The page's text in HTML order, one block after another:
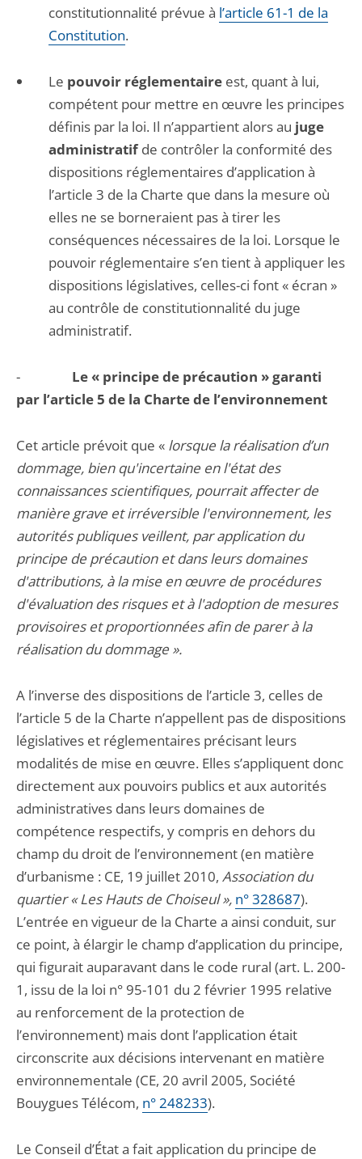
constitutionnalité prévue à l’article 61-1 de la
Constitution.
Le pouvoir réglementaire est, quant à lui,
compétent pour mettre en œuvre les principes
définis par la loi. Il n’appartient alors au juge
administratifde contrôler la conformité des
dispositions réglementaires d’application à
l’article 3 de la Charte que dans la mesure où
elles ne se borneraient pas à tirer les
conséquences nécessaires de la loi. Lorsque le
pouvoir réglementaire s’en tient à appliquer les
dispositions législatives, celles-ci font « écran »
au contrôle de constitutionnalité du juge
administratif.
- Le « principe de précaution » garanti
par l’article 5 de la Charte de l’environnement
Cet article prévoit que « lorsque la réalisation d’un
dommage, bien qu'incertaine en l'état des
connaissances scientifiques, pourrait affecter de
manière grave et irréversible l'environnement, les
autorités publiques veillent, par application du
principe de précaution et dans leurs domaines
d'attributions, à la mise en œuvre de procédures
d'évaluation des risques et à l'adoption de mesures
provisoires et proportionnées afin de parer à la
réalisation du dommage ».
A l’inverse des dispositions de l’article 3, celles de
l’article 5 de la Charte n’appellent pas de dispositions
législatives et réglementaires précisant leurs
modalités de mise en œuvre. Elles s’appliquent donc
directement aux pouvoirs publics et aux autorités
administratives dans leurs domaines de
compétence respectifs, y compris en dehors du
champ du droit de l’environnement (en matière
d’urbanisme : CE, 19 juillet 2010, Association du
quartier « Les Hauts de Choiseul », n° 328687).
L’entrée en vigueur de la Charte a ainsi conduit, sur
ce point, à élargir le champ d’application du principe,
qui figurait auparavant dans le code rural (art. L. 200-
1, issu de la loi n° 95-101 du 2 février 1995 relative
au renforcement de la protection de
l’environnement) mais dont l’application était
circonscrite aux décisions intervenant en matière
environnementale (CE, 20 avril 2005, Société
Bouygues Télécom, n° 248233).
Le Conseil d’État a fait application du principe de